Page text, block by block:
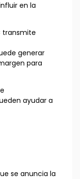
en la
transmite
generar
para
ayudar a
se anuncia la